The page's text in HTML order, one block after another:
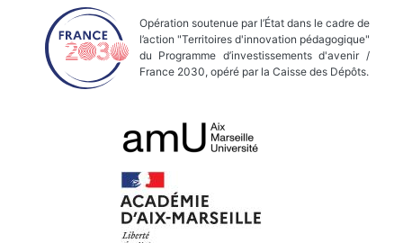
Opération soutenue par l’État dans le cadre de
l’action "Territoires d'innovation pédagogique"
du Programme d’investissements d'avenir /
France 2030, opéré par la Caisse des Dépôts.